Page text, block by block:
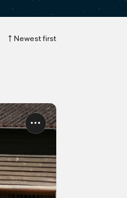
Newest first